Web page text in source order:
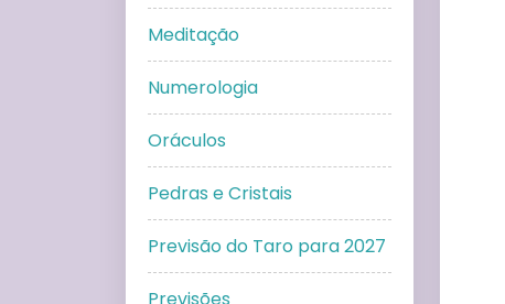
Meditação
Numerologia
Oráculos
Pedras e Cristais
Previsão do Taro para 2027
Previsões